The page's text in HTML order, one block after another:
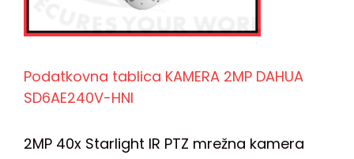
Podatkovna tablica KAMERA 2MP DAHUA
SD6AE240V-HNI
2MP 40x Starlight IR PTZ mrežna kamera